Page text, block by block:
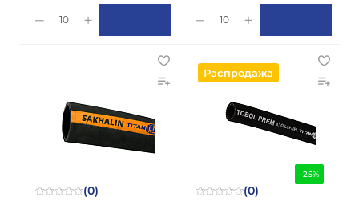
10 10
(0)
-25%
Распродажа
(0)